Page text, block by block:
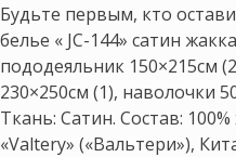
Будьте первым, кто
белье « JC-144» сатин
пододеяльник 150×215см
230×250см (1), наволочки
Ткань: Сатин. Состав:
«Valtery» («Вальтери»),